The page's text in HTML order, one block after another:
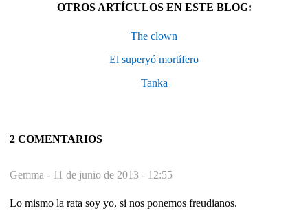
OTROS ARTÍCULOS EN ESTE BLOG:
The clown
El superyó mortífero
Tanka
2 COMENTARIOS
Gemma - 11 de junio de 2013 - 12:55
Lo mismo la rata soy yo, si nos ponemos freudianos.